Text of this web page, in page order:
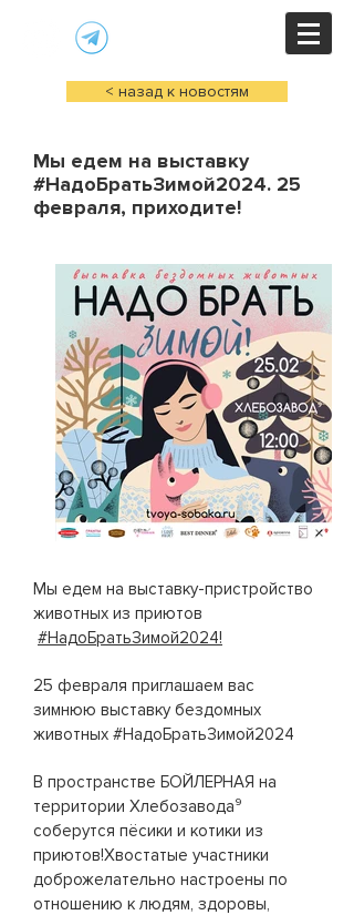
< назад к новостям
Мы едем на выставку
#НадоБратьЗимой2024. 25
февраля, приходите!
Мы едем на выставку-пристройство
животных из приютов
#НадоБратьЗимой2024!
25 февраля приглашаем вас
зимнюю выставку бездомных
животных #НадоБратьЗимой2024
В пространстве БОЙЛЕРНАЯ на
территории Хлебозавода⁹
соберутся пёсики и котики из
приютов!Хвостатые участники
доброжелательно настроены по
отношению к людям, здоровы,